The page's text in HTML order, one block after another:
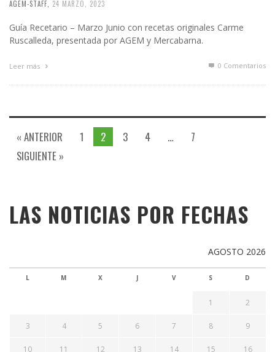
AGEM-STAFF 24 MARZO, 2023
Guía Recetario – Marzo Junio con recetas originales Carme
Ruscalleda, presentada por AGEM y Mercabarna.
Leer más 0 Comentarios
« ANTERIOR 1 2 3 4 …
7
SIGUIENTE »
LAS NOTICIAS POR FECHAS
AGOSTO 2026
L M X J V S D
1 2
3 4 5 6 7 8 9
10 11 12 13 14 15 16